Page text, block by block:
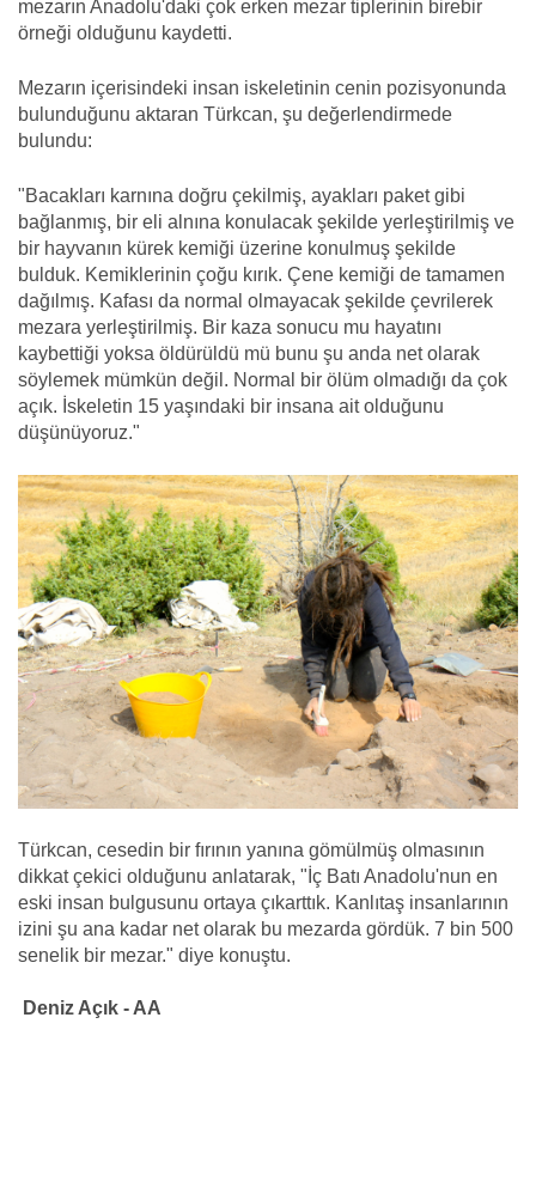
mezarın Anadolu'daki çok erken mezar tiplerinin birebir
örneği olduğunu kaydetti.
Mezarın içerisindeki insan iskeletinin cenin pozisyonunda
bulunduğunu aktaran Türkcan, şu değerlendirmede
bulundu:
"Bacakları karnına doğru çekilmiş, ayakları paket gibi
bağlanmış, bir eli alnına konulacak şekilde yerleştirilmiş ve
bir hayvanın kürek kemiği üzerine konulmuş şekilde
bulduk. Kemiklerinin çoğu kırık. Çene kemiği de tamamen
dağılmış. Kafası da normal olmayacak şekilde çevrilerek
mezara yerleştirilmiş. Bir kaza sonucu mu hayatını
kaybettiği yoksa öldürüldü mü bunu şu anda net olarak
söylemek mümkün değil. Normal bir ölüm olmadığı da çok
açık. İskeletin 15 yaşındaki bir insana ait olduğunu
düşünüyoruz."
Türkcan, cesedin bir fırının yanına gömülmüş olmasının
dikkat çekici olduğunu anlatarak, "İç Batı Anadolu'nun en
eski insan bulgusunu ortaya çıkarttık. Kanlıtaş insanlarının
izini şu ana kadar net olarak bu mezarda gördük. 7 bin 500
senelik bir mezar." diye konuştu.
Deniz Açık - AA